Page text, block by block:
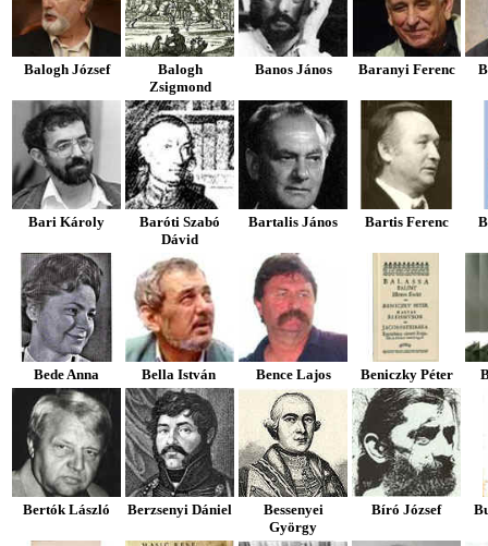
Balogh József
Balogh
Zsigmond
Banos János Baranyi Ferenc
Bari Károly
Baróti Szabó
Dávid
Bartalis János Bartis Ferenc
Bede Anna Bella István Bence Lajos Beniczky Péter
Bertók László Berzsenyi Dániel
Bessenyei
György
Bíró József